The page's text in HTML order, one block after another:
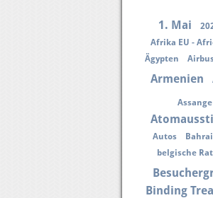
1. Mai
Afrika EU -
Ägypten
Armenien
Assange
Autos
belgische
Binding